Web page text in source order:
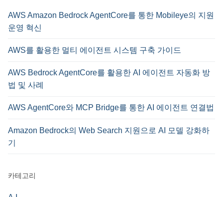
AWS Amazon Bedrock AgentCore를 통한 Mobileye의 지원
운영 혁신
AWS를 활용한 멀티 에이전트 시스템 구축 가이드
AWS Bedrock AgentCore를 활용한 AI 에이전트 자동화 방
법 및 사례
AWS AgentCore와 MCP Bridge를 통한 AI 에이전트 연결법
Amazon Bedrock의 Web Search 지원으로 AI 모델 강화하
기
카테고리